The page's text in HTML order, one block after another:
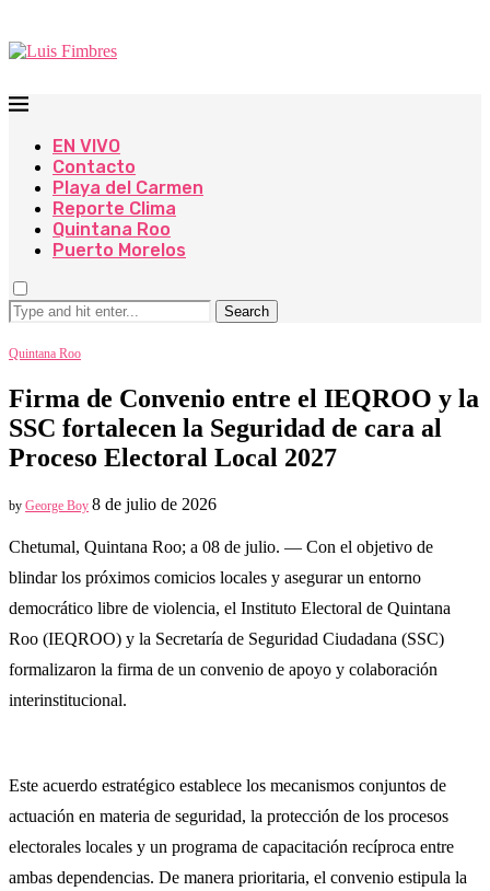
EN VIVO
Contacto
Playa del Carmen
Reporte Clima
Quintana Roo
Puerto Morelos
Search
Quintana Roo
Firma de Convenio entre el IEQROO y la
SSC fortalecen la Seguridad de cara al
Proceso Electoral Local 2027
by George Boy 8 de julio de 2026
Chetumal, Quintana Roo; a 08 de julio. — Con el objetivo de
blindar los próximos comicios locales y asegurar un entorno
democrático libre de violencia, el Instituto Electoral de Quintana
Roo (IEQROO) y la Secretaría de Seguridad Ciudadana (SSC)
formalizaron la firma de un convenio de apoyo y colaboración
interinstitucional.
Este acuerdo estratégico establece los mecanismos conjuntos de
actuación en materia de seguridad, la protección de los procesos
electorales locales y un programa de capacitación recíproca entre
ambas dependencias. De manera prioritaria, el convenio estipula la